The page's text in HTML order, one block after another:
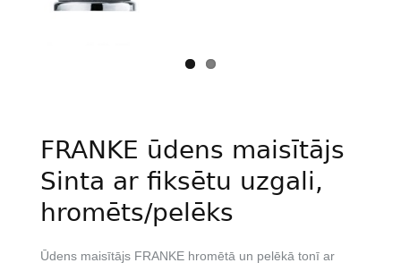
FRANKE ūdens maisītājs
Sinta ar fiksētu uzgali,
hromēts/pelēks
Ūdens maisītājs FRANKE hromētā un pelēkā tonī ar